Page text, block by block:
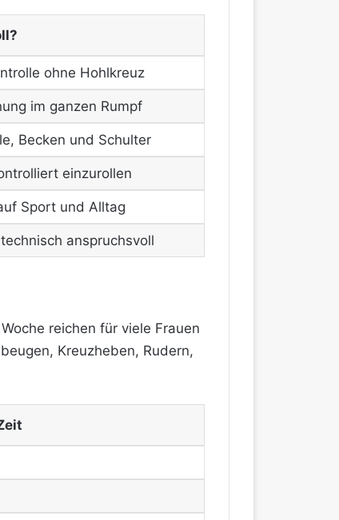
ohne Hohlkreuz
im ganzen Rumpf
Becken und Schulter
einzurollen
Sport und Alltag
anspruchsvoll
reichen für viele Frauen
Kreuzheben, Rudern,